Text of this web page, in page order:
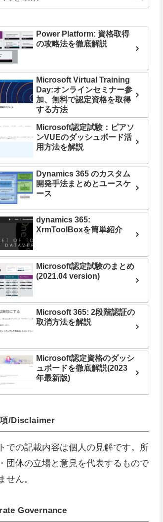
Power Platform: 資格取得
の攻略法を徹底解説
Microsoft Virtual Training
Day:オンラインセミナー参
加、無料で認定資格を取得
する方法
Microsoft認定試験：ピアソ
ンVUEのダッシュボード活
用方法を解説
Dynamics 365 のカスタム
開発手法まとめとユースケ
ース
dynamics 365:
XrmToolBoxを簡単紹介
Microsoft認定試験のまとめ
(2021.04 version)
Microsoft 365: 2段階認証の
取消方法を解説
Microsoft認定資格のダッシ
ュボードを徹底解説(2023
年最新版)
/Disclaimer
での記載内容は個人の見解です。所
団体の立場と意見を代表するもので
せん。
Governance